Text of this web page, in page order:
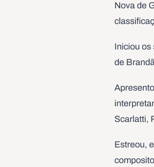
Nova de
Iniciou os
de
Scarlatti,
Estreou,